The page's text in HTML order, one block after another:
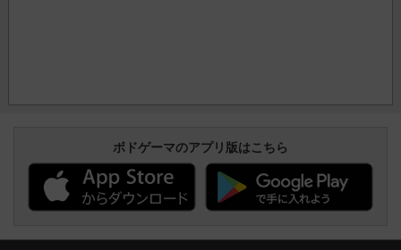
ボドゲーマのアプリ版はこちら